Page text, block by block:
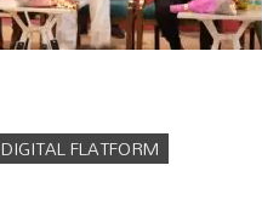
DIGITAL FLATFORM